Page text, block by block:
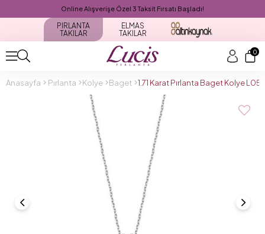
Online Alışverişe Özel 3 Taksit Fırsatı Başladı!
PIRLANTA
TAKILAR
ELMAS
TAKILAR
0
Anasayfa Pırlanta Kolye Baget 1.71 Karat Pırlanta Baget Kolye